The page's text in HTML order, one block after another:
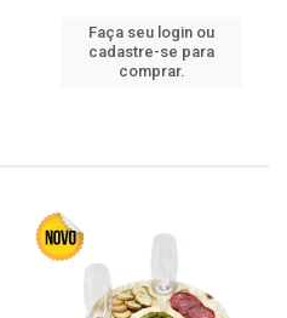
Faça seu login ou
cadastre-se para
comprar.